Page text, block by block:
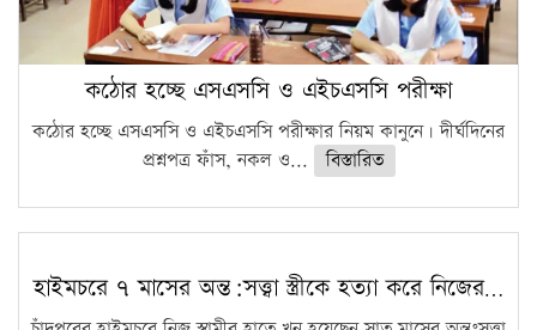
কঠোর হচ্ছে এসএসসি ও এইচএসসি পরীক্ষা
কঠোর হচ্ছে এসএসসি ও এইচএসসি পরীক্ষার নিয়ম কানুনে। দীর্ঘদিনের
প্রশ্নপত্র ফাঁস, নকল ও...
বিস্তারিত
হাইমচরে ৭ মাসের অন্ত:সত্ত্বা স্ত্রীকে হত্যা করে নিজের…